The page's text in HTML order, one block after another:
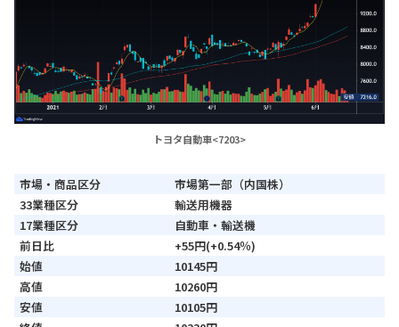
トヨタ自動車<7203>
市場・商品区分
市場第一部（内国株）
33業種区分
輸送用機器
17業種区分
自動車・輸送機
前日比
+55円(+0.54％)
始値
10145円
高値
10260円
安値
10105円